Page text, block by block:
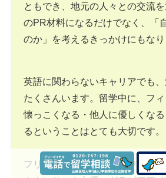
ともでき、地元の人々との交流
のPR材料になるだけでなく、「
のか」を考えるきっかけにもなり
英語に関わらないキャリアでも
たくさんいます。留学中に、フ
懐っこくなる・他人に優しくな
るということはとても大切です。
フリーバードの卒業生の中には